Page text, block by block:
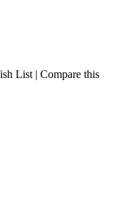
List | Compare this